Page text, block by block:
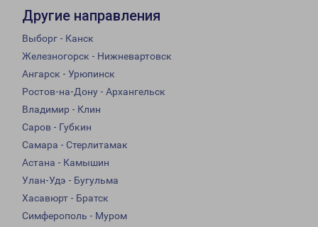
Другие направления
Выборг - Канск
Железногорск - Нижневартовск
Ангарск - Урюпинск
Ростов-на-Дону - Архангельск
Владимир - Клин
Саров - Губкин
Самара - Стерлитамак
Астана - Камышин
Улан-Удэ - Бугульма
Хасавюрт - Братск
Симферополь - Муром